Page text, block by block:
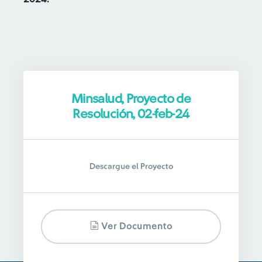
Minsalud, Proyecto de
Resolución, 02-feb-24
Descargue el Proyecto
Ver Documento